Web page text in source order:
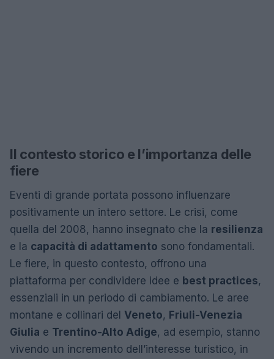
Il contesto storico e l’importanza delle
fiere
Eventi di grande portata possono influenzare
positivamente un intero settore. Le crisi, come
quella del 2008, hanno insegnato che la resilienza
e la capacità di adattamento sono fondamentali.
Le fiere, in questo contesto, offrono una
piattaforma per condividere idee e best practices,
essenziali in un periodo di cambiamento. Le aree
montane e collinari del Veneto, Friuli-Venezia
Giulia e Trentino-Alto Adige, ad esempio, stanno
vivendo un incremento dell’interesse turistico, in